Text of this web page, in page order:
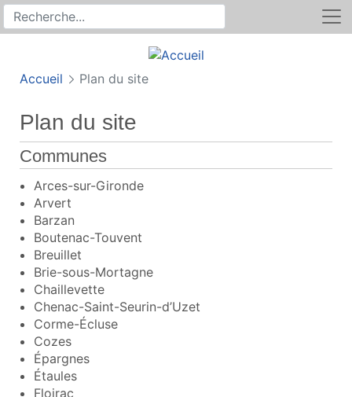
Recherche sur le site
Rechercher
Accueil Plan du site
Plan du site
Communes
Arces-sur-Gironde
Arvert
Barzan
Boutenac-Touvent
Breuillet
Brie-sous-Mortagne
Chaillevette
Chenac-Saint-Seurin-d’Uzet
Corme-Écluse
Cozes
Épargnes
Étaules
Floirac